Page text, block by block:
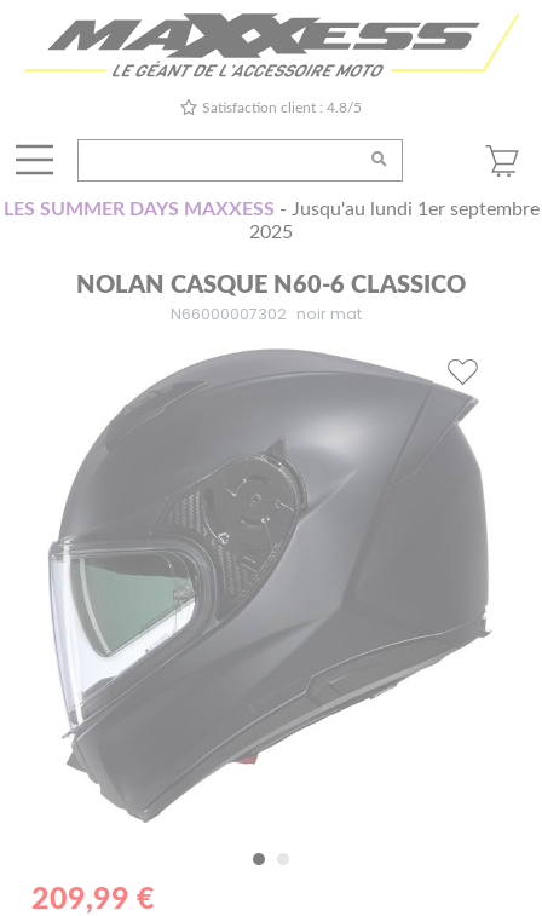
Satisfaction client : 4.8/5
LES SUMMER DAYS MAXXESS - Jusqu'au lundi 1er septembre
2025
NOLAN CASQUE N60-6 CLASSICO
N66000007302 noir mat
209,99 €